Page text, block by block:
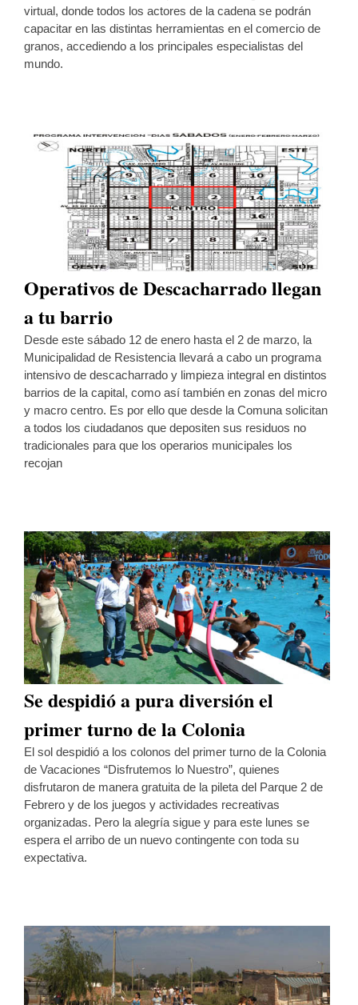
virtual, donde todos los actores de la cadena se podrán
capacitar en las distintas herramientas en el comercio de
granos, accediendo a los principales especialistas del
mundo.
Operativos de Descacharrado llegan
a tu barrio
Desde este sábado 12 de enero hasta el 2 de marzo, la
Municipalidad de Resistencia llevará a cabo un programa
intensivo de descacharrado y limpieza integral en distintos
barrios de la capital, como así también en zonas del micro
y macro centro. Es por ello que desde la Comuna solicitan
a todos los ciudadanos que depositen sus residuos no
tradicionales para que los operarios municipales los
recojan
Se despidió a pura diversión el
primer turno de la Colonia
El sol despidió a los colonos del primer turno de la Colonia
de Vacaciones “Disfrutemos lo Nuestro”, quienes
disfrutaron de manera gratuita de la pileta del Parque 2 de
Febrero y de los juegos y actividades recreativas
organizadas. Pero la alegría sigue y para este lunes se
espera el arribo de un nuevo contingente con toda su
expectativa.